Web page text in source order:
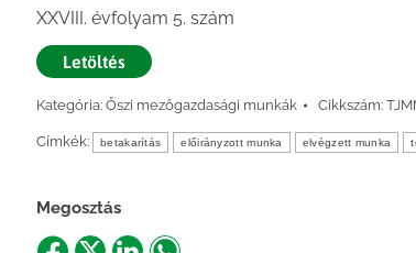
XXVIII. évfolyam 5. szám
Letöltés
Kategória: Őszi mezőgazdasági munkák Cikkszám:
Címkék: betakarítás előirányzott munka elvégzett munka
Megosztás